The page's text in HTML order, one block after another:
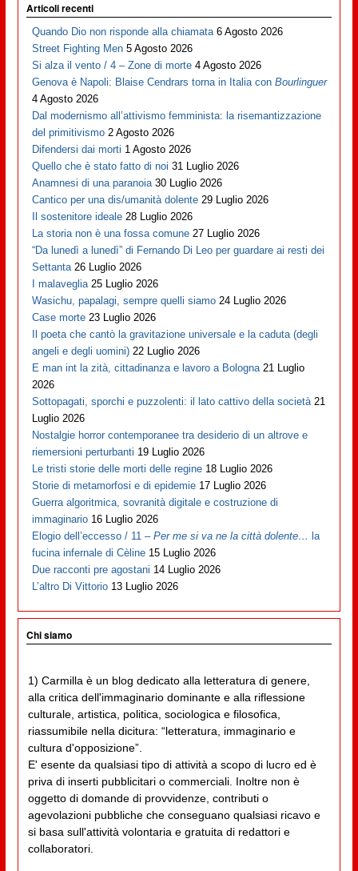
Articoli recenti
Quando Dio non risponde alla chiamata 6 Agosto 2026
Street Fighting Men 5 Agosto 2026
Si alza il vento / 4 – Zone di morte 4 Agosto 2026
Genova è Napoli: Blaise Cendrars torna in Italia conBourlinguer
4 Agosto 2026
Dal modernismo all’attivismo femminista: la risemantizzazione
del primitivismo 2 Agosto 2026
Difendersi dai morti 1 Agosto 2026
Quello che è stato fatto di noi 31 Luglio 2026
Anamnesi di una paranoia 30 Luglio 2026
Cantico per una dis/umanità dolente 29 Luglio 2026
Il sostenitore ideale 28 Luglio 2026
La storia non è una fossa comune 27 Luglio 2026
“Da lunedì a lunedì” di Fernando Di Leo per guardare ai resti dei
Settanta 26 Luglio 2026
I malaveglia 25 Luglio 2026
Wasichu, papalagi, sempre quelli siamo 24 Luglio 2026
Case morte 23 Luglio 2026
Il poeta che cantò la gravitazione universale e la caduta (degli
angeli e degli uomini) 22 Luglio 2026
E man int la zità, cittadinanza e lavoro a Bologna 21 Luglio
2026
Sottopagati, sporchi e puzzolenti: il lato cattivo della società 21
Luglio 2026
Nostalgie horror contemporanee tra desiderio di un altrove e
riemersioni perturbanti 19 Luglio 2026
Le tristi storie delle morti delle regine 18 Luglio 2026
Storie di metamorfosi e di epidemie 17 Luglio 2026
Guerra algoritmica, sovranità digitale e costruzione di
immaginario 16 Luglio 2026
Elogio dell’eccesso / 11 –Per me si va ne la città dolente… la
fucina infernale di Cèline 15 Luglio 2026
Due racconti pre agostani 14 Luglio 2026
L’altro Di Vittorio 13 Luglio 2026
Chi siamo
1) Carmilla è un blog dedicato alla letteratura di genere,
alla critica dell'immaginario dominante e alla riflessione
culturale, artistica, politica, sociologica e filosofica,
riassumibile nella dicitura: “letteratura, immaginario e
cultura d'opposizione”.
E' esente da qualsiasi tipo di attività a scopo di lucro ed è
priva di inserti pubblicitari o commerciali. Inoltre non è
oggetto di domande di provvidenze, contributi o
agevolazioni pubbliche che conseguano qualsiasi ricavo e
si basa sull'attività volontaria e gratuita di redattori e
collaboratori.